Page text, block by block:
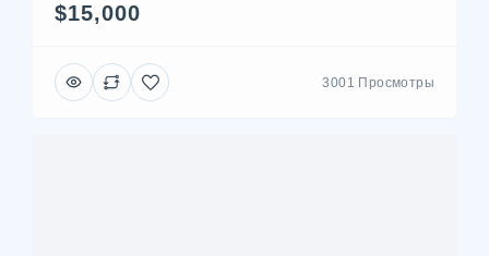
$15,000
3001 Просмотры